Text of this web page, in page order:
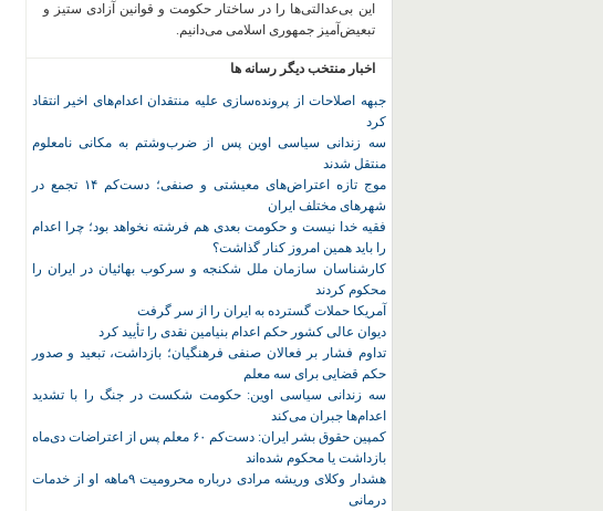
این بی‌عدالتی‌ها را در ساختار حکومت و قوانین آزادی ستیز و
تبعیض‌آمیز جمهوری اسلامی می‌دانیم.
اخبار منتخب دیگر رسانه ها
جبهه اصلاحات از پرونده‌سازی علیه منتقدان اعدام‌های اخیر انتقاد
کرد
سه زندانی سیاسی اوین پس از ضرب‌وشتم به مکانی نامعلوم
منتقل شدند
موج تازه اعتراض‌های معیشتی و صنفی؛ دست‌کم ۱۴ تجمع در
شهرهای مختلف ایران
فقیه خدا نیست و حکومت بعدی هم فرشته نخواهد بود؛ چرا اعدام
را باید همین امروز کنار گذاشت؟
کارشناسان سازمان ملل شکنجه و سرکوب بهائیان در ایران را
محکوم کردند
آمریکا حملات گسترده به ایران را از سر گرفت
دیوان عالی کشور حکم اعدام بنیامین نقدی را تأیید کرد
تداوم فشار بر فعالان صنفی فرهنگیان؛ بازداشت، تبعید و صدور
حکم قضایی برای سه معلم
سه زندانی سیاسی اوین: حکومت شکست در جنگ را با تشدید
اعدام‌ها جبران می‌کند
کمپین حقوق بشر ایران: دست‌کم ۶۰ معلم پس از اعتراضات دی‌ماه
بازداشت یا محکوم شده‌اند
هشدار وکلای وریشه مرادی درباره محرومیت ۹ماهه او از خدمات
درمانی